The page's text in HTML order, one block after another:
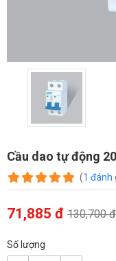
Cầu dao tự động
(1 đánh
71,885 đ 130,700 đ
Số lượng